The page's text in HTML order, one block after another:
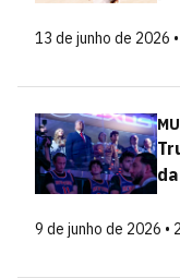
13 de junho de 2026
9 de junho de 2026 •